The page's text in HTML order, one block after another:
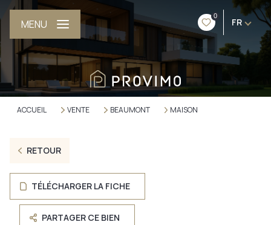
0
FR
MENU
ACCUEIL VENTE BEAUMONT MAISON
RETOUR
TÉLÉCHARGER LA FICHE
PARTAGER CE BIEN